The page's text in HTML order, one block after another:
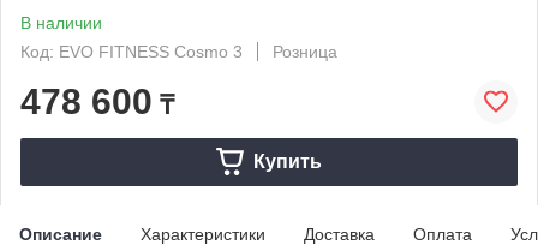
В наличии
Код: EVO FITNESS Cosmo 3
Розница
478 600 ₸
Купить
Описание Характеристики Доставка Оплата